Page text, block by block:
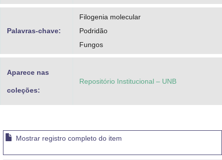
Palavras-chave:
Filogenia molecular
Podridão
Fungos
Aparece nas
coleções:
Repositório Institucional – UNB
Mostrar registro completo do item